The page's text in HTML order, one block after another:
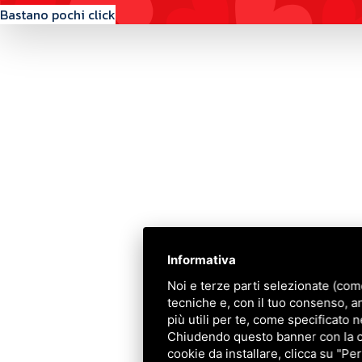
Informativa
Noi e terze parti selezionate
tecniche e, con il tuo consenso,
più utili per te, come specificato
Chiudendo questo banner con la
cookie da installare, clicca su
Bastano pochi click